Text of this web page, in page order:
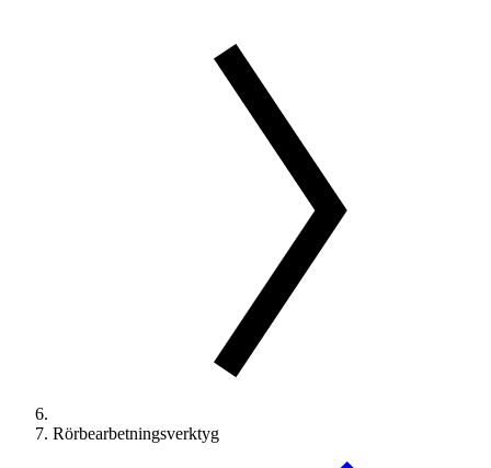
Rörbearbetningsverktyg